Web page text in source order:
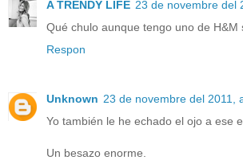
A TRENDY LIFE 23 de novembre del
Qué chulo aunque tengo uno de H&M
Respon
Unknown 23 de novembre del 2011,
Yo también le he echado el ojo a ese
Un besazo enorme.